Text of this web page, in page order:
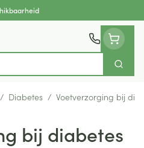
Zoek
/ Diabetes / Voetverzorging bij
bij diabetes